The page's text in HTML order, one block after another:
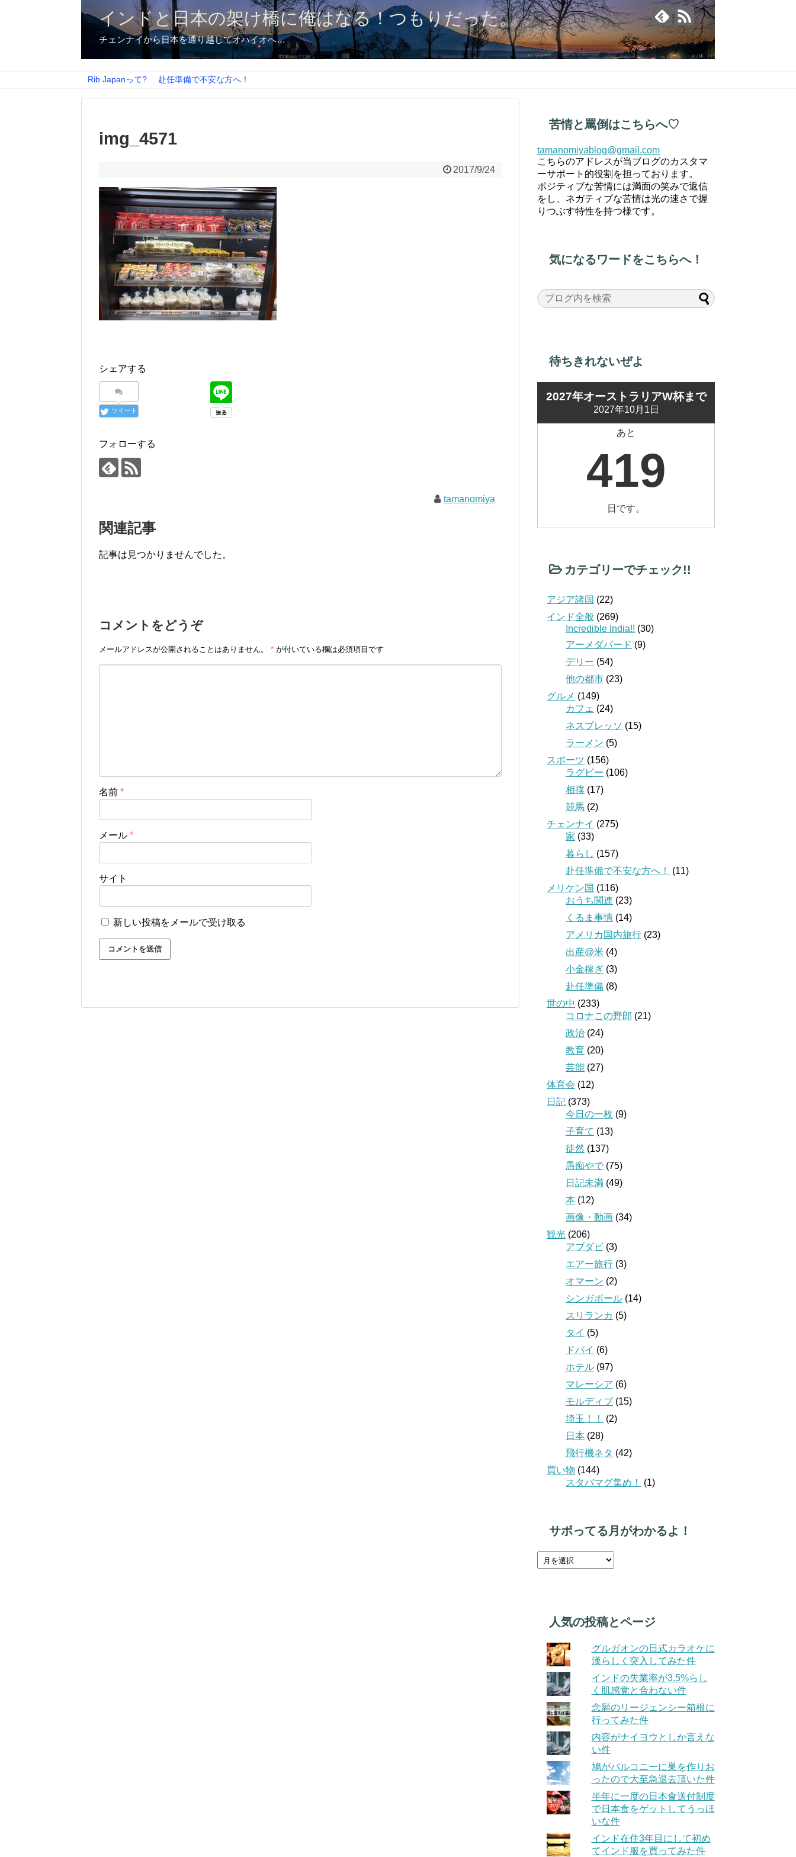
インドと日本の架け橋に俺はなる！つもりだった。
チェンナイから日本を通り越してオハイオへ…
Rib Japanって? 赴任準備で不安な方へ！
img_4571
2017/9/24
シェアする
ツイート
フォローする
tamanomiya
関連記事
記事は見つかりませんでした。
コメントをどうぞ
メールアドレスが公開されることはありません。 * が付いている欄は必須項目です
名前 *
メール *
サイト
新しい投稿をメールで受け取る
苦情と罵倒はこちらへ♡
tamanomiyablog@gmail.com
こちらのアドレスが当ブログのカスタマ
ーサポート的役割を担っております。
ポジティブな苦情には満面の笑みで返信
をし、ネガティブな苦情は光の速さで握
りつぶす特性を持つ様です。
気になるワードをこちらへ！
待ちきれないぜよ
2027年オーストラリアW杯まで
2027年10月1日
あと
419
日です。
カテゴリーでチェック!!
アジア諸国 (22)
インド全般 (269)
Incredible India!! (30)
アーメダバード (9)
デリー (54)
他の都市 (23)
グルメ (149)
カフェ (24)
ネスプレッソ (15)
ラーメン (5)
スポーツ (156)
ラグビー (106)
相撲 (17)
競馬 (2)
チェンナイ (275)
家 (33)
暮らし (157)
赴任準備で不安な方へ！
(11)
メリケン国 (116)
おうち関連 (23)
くるま事情 (14)
アメリカ国内旅行 (23)
出産@米 (4)
小金稼ぎ (3)
赴任準備 (8)
世の中 (233)
コロナこの野郎 (21)
政治 (24)
教育 (20)
芸能 (27)
体育会 (12)
日記 (373)
今日の一枚 (9)
子育て (13)
徒然 (137)
愚痴やで (75)
日記未満 (49)
本 (12)
画像・動画 (34)
観光 (206)
アブダビ (3)
エアー旅行 (3)
オマーン (2)
シンガポール (14)
スリランカ (5)
タイ (5)
ドバイ (6)
ホテル (97)
マレーシア (6)
モルディブ (15)
埼玉！！
(2)
日本 (28)
飛行機ネタ (42)
買い物 (144)
スタバマグ集め！
(1)
サボってる月がわかるよ！
人気の投稿とページ
グルガオンの日式カラオケに
漢らしく突入してみた件
インドの失業率が3.5%らし
く肌感覚と合わない件
念願のリージェンシー箱根に
行ってみた件
内容がナイヨウとしか言えな
い件
鳩がバルコニーに巣を作りお
ったので大至急退去頂いた件
半年に一度の日本食送付制度
で日本食をゲットしてうっほ
いな件
インド在住3年目にして初め
てインド服を買ってみた件